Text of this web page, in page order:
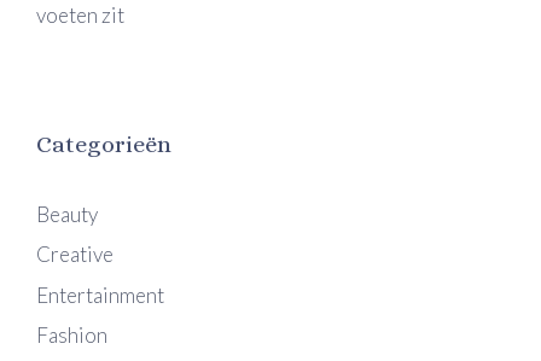
voeten zit
Categorieën
Beauty
Creative
Entertainment
Fashion